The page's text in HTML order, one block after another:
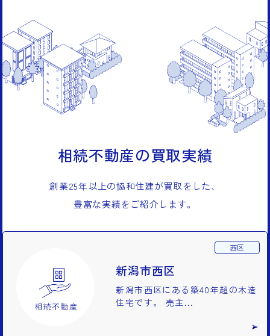
相続不動産の買取実績
創業25年以上の協和住建が買取をした、
豊富な実績をご紹介します。
西区
新潟市西区
新潟市西区にある築40年超の木造
住宅です。 売主...